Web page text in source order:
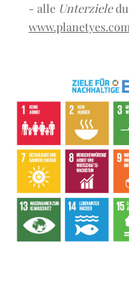
- alle Unterziele
www.planetyes.com